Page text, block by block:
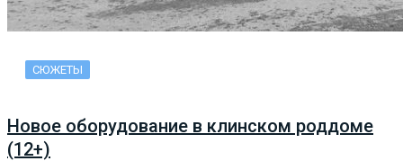
СЮЖЕТЫ
Новое оборудование в клинском роддоме
(12+)